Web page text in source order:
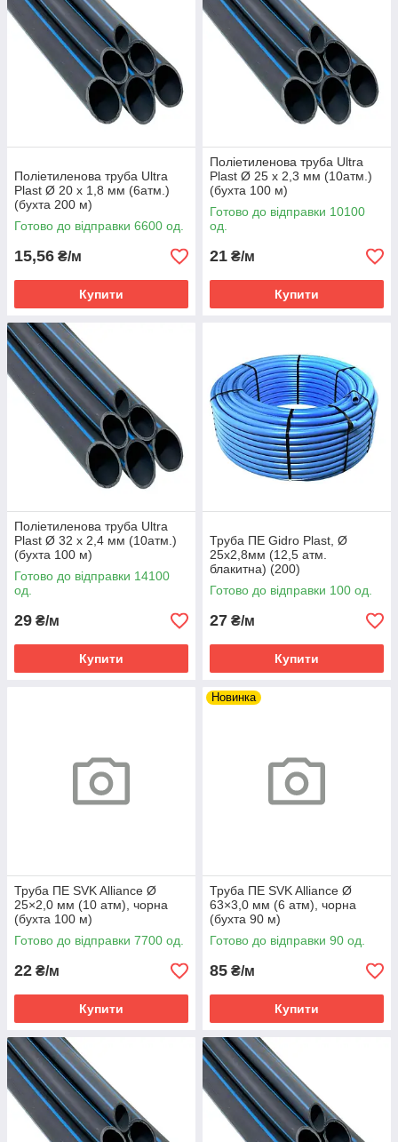
Поліетиленова труба Ultra
Plast Ø 20 х 1,8 мм (6атм.)
(бухта 200 м)
Готово до відправки 6600 од.
15,56 ₴/м
Купити
Поліетиленова труба Ultra
Plast Ø 25 х 2,3 мм (10атм.)
(бухта 100 м)
Готово до відправки 10100
од.
21 ₴/м
Купити
Поліетиленова труба Ultra
Plast Ø 32 х 2,4 мм (10атм.)
(бухта 100 м)
Готово до відправки 14100
од.
29 ₴/м
Купити
Труба ПЕ Gidro Plast, Ø
25х2,8мм (12,5 атм.
блакитна) (200)
Готово до відправки 100 од.
27 ₴/м
Купити
Труба ПЕ SVK Alliance Ø
25×2,0 мм (10 атм), чорна
(бухта 100 м)
Готово до відправки 7700 од.
22 ₴/м
Купити
Новинка
Труба ПЕ SVK Alliance Ø
63×3,0 мм (6 атм), чорна
(бухта 90 м)
Готово до відправки 90 од.
85 ₴/м
Купити